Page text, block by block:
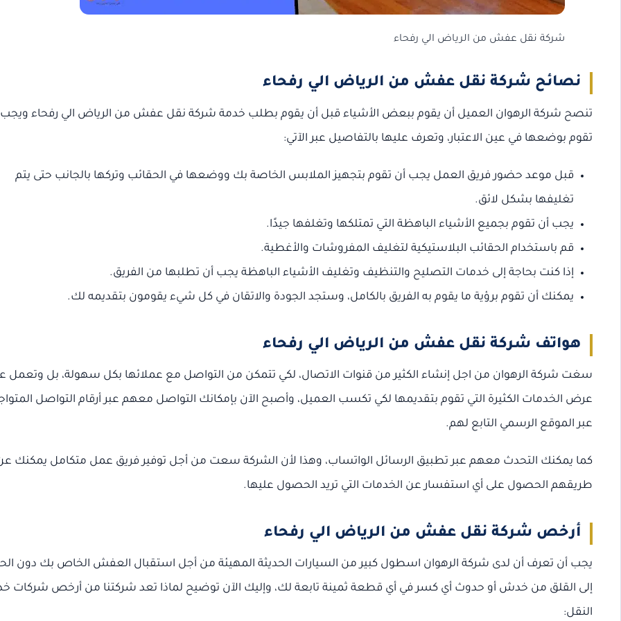
شركة نقل عفش من الرياض الي رفحاء
نصائح شركة نقل عفش من الرياض الي رفحاء
تنصح شركة الرهوان العميل أن يقوم ببعض الأشياء قبل أن يقوم بطلب خدمة شركة نقل عفش من الرياض الي رفحاء
تقوم بوضعها في عين الاعتبار، وتعرف عليها بالتفاصيل عبر الآتي:
قبل موعد حضور فريق العمل يجب أن تقوم بتجهيز الملابس الخاصة بك ووضعها في الحقائب وتركها بالجانب حتى يتم
تغليفها بشكل لائق.
يجب أن تقوم بجميع الأشياء الباهظة التي تمتلكها وتغلفها جيدًا.
قم باستخدام الحقائب البلاستيكية لتغليف المفروشات والأغطية.
إذا كنت بحاجة إلى خدمات التصليح والتنظيف وتغليف الأشياء الباهظة يجب أن تطلبها من الفريق.
يمكنك أن تقوم برؤية ما يقوم به الفريق بالكامل، وستجد الجودة والاتقان في كل شيء يقومون بتقديمه لك.
هواتف شركة نقل عفش من الرياض الي رفحاء
سغت شركة الرهوان من اجل إنشاء الكثير من قنوات الاتصال، لكي تتمكن من التواصل مع عملائها بكل سهولة، بل وتعمل
عرض الخدمات الكثيرة التي تقوم بتقديمها لكي تكسب العميل، وأصبح الآن بإمكانك التواصل معهم عبر أرقام التواصل
عبر الموقع الرسمي التابع لهم.
كما يمكنك التحدث معهم عبر تطبيق الرسائل الواتساب، وهذا لأن الشركة سعت من أجل توفير فريق عمل متكامل يمكنك
طريقهم الحصول على أي استفسار عن الخدمات التي تريد الحصول عليها.
أرخص شركة نقل عفش من الرياض الي رفحاء
يجب أن تعرف أن لدى شركة الرهوان اسطول كبير من السيارات الحديثة المهيئة من أجل استقبال العفش الخاص بك دون
إلى القلق من خدش أو حدوث أي كسر في أي قطعة ثمينة تابعة لك، وإليك الآن توضيح لماذا تعد شركتنا من أرخص شركات
النقل: